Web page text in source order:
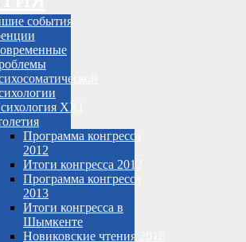
события
XXI
Программа конгресса
2012
Итоги конгресса 2012
Программа конгресса
2013
Итоги конгресса в
Шымкенте
Новиковские чтения 2016